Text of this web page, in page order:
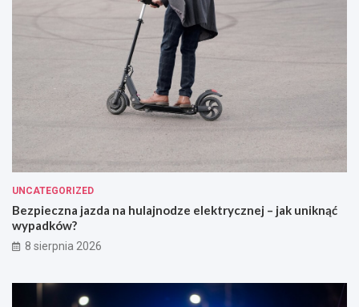
UNCATEGORIZED
Bezpieczna jazda na hulajnodze elektrycznej – jak uniknąć
wypadków?
8 sierpnia 2026